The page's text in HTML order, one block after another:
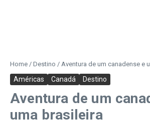
Home / Destino / Aventura de um canadense e
Américas Canadá Destino
Aventura de um
uma brasileira